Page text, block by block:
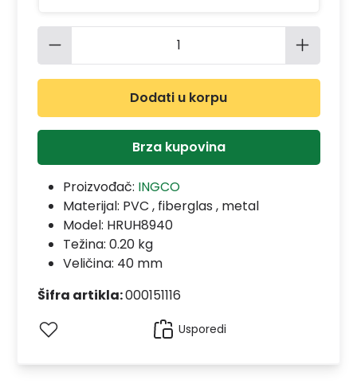
Količina proizvoda: Unesite
Dodati u korpu
Brza kupovina
Proizvođač: INGCO
Materijal: PVC , fiberglas , metal
Model: HRUH8940
Težina: 0.20 kg
Veličina: 40 mm
Šifra artikla:000151116
Usporedi